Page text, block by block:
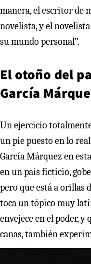
manera, el escritor de
novelista, y el
su mundo personal”.
El otoño del
García
Un ejercicio
un pie puesto en lo
García Márquez en
en un país ficticio,
pero que está a orillas
toca un tópico muy
envejece en el poder, y
canas, también